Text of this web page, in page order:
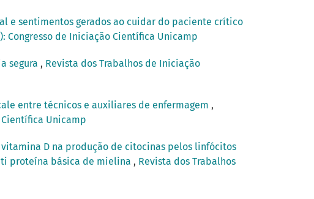
e sentimentos gerados ao cuidar do paciente crítico
Congresso de Iniciação Científica Unicamp
segura , Revista dos Trabalhos de Iniciação
entre técnicos e auxiliares de enfermagem ,
Científica Unicamp
D na produção de citocinas pelos linfócitos
proteína básica de mielina , Revista dos Trabalhos